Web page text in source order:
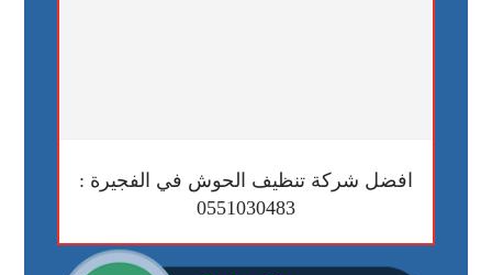
افضل شركة تنظيف الحوش في الفجيرة :
0551030483